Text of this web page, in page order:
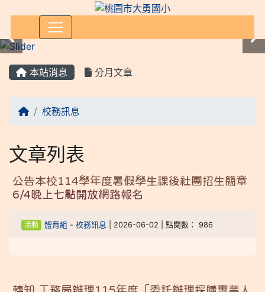
本站消息 分月文章
校務訊息
文章列表
公告本校114學年度暑假學生課後社團招生簡章
6/4晚上七點開放網路報名
活動 體育組 - 校務訊息 | 2026-06-02 | 點閱數： 986
轉知 工務局辦理115年度「委託辦理採購專業人